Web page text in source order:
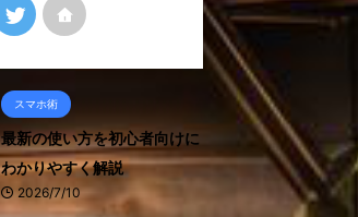
スマホ術
最新の使い方を初心者向けに
わかりやすく解説
2026/7/10